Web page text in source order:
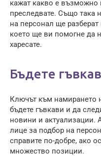
кажат какво е възможно
преследвате. Също така
на персонал ще
което ще ви помогне да
харесате.
Бъдете
Ключът към намирането
бъдете гъвкави и да
новини и актуализации.
лице за подбор на
справите по-добре, ако
множество позиции.